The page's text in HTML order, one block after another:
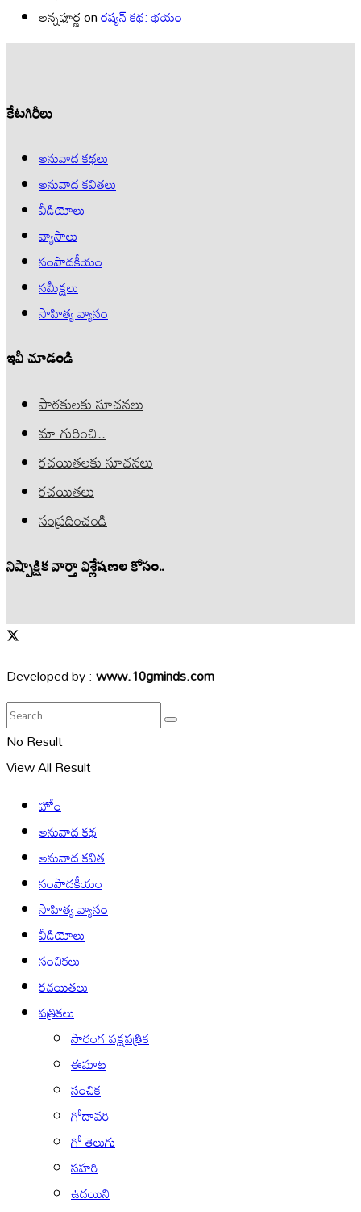
అన్నపూర్ణonరష్యన్ కథ: భయం
కేటగిరీలు
అనువాద కథలు
అనువాద కవితలు
వీడియోలు
వ్యాసాలు
సంపాదకీయం
సమీక్షలు
సాహిత్య వ్యాసం
ఇవీ చూడండి
పాఠకులకు సూచనలు
మా గురించి..
రచయితలకు సూచనలు
రచయితలు
సంప్రదించండి
నిష్పాక్షిక వార్తా విశ్లేషణల కోసం..
Developed by :www.10gminds.com
No Result
View All Result
హోం
అనువాద కథ
అనువాద కవిత
సంపాదకీయం
సాహిత్య వ్యాసం
వీడియోలు
సంచికలు
రచయితలు
పత్రికలు
సారంగ పక్షపత్రిక
ఈమాట
సంచిక
గోదావరి
గో తెలుగు
సహరి
ఉదయిని